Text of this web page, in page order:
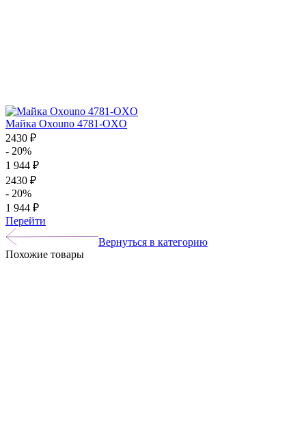
Майка Oxouno 4781-OXO
2430 ₽
- 20%
1 944 ₽
2430 ₽
- 20%
1 944 ₽
Перейти
Вернуться в категорию
Похожие товары